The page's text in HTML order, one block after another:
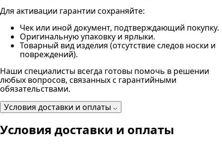
Для активации гарантии сохраняйте:
Чек или иной документ, подтверждающий покупку.
Оригинальную упаковку и ярлыки.
Товарный вид изделия (отсутствие следов носки и
повреждений).
Наши специалисты всегда готовы помочь в решении
любых вопросов, связанных с гарантийными
обязательствами.
Условия доставки и оплаты
Условия доставки и оплаты